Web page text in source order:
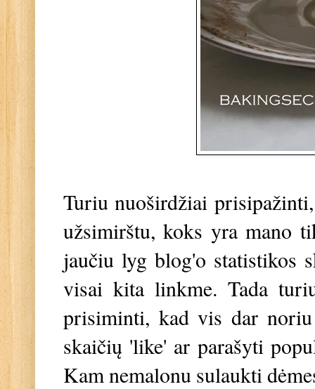
Turiu nuoširdžiai
užsimirštu, koks yra mano
jaučiu lyg blog'o statistikos
visai kita linkme. Tada
prisiminti, kad vis dar
skaičių 'like' ar parašyti
Kam nemalonu sulaukti